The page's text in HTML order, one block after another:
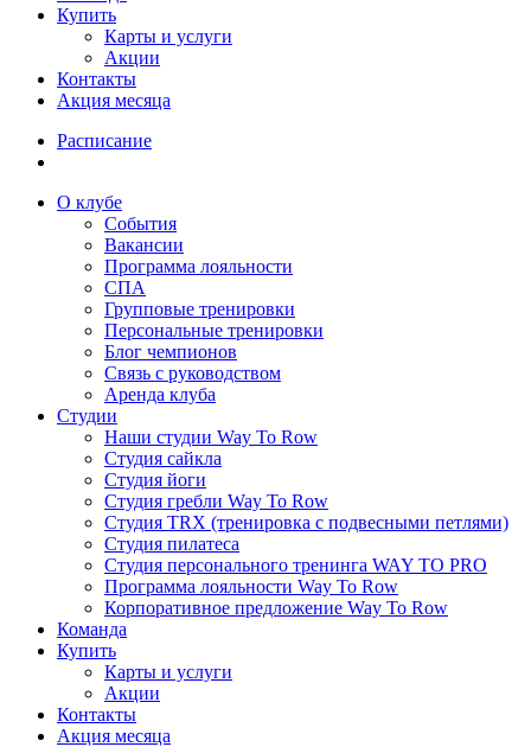
Купить
Карты и услуги
Акции
Контакты
Акция месяца
Расписание
О клубе
События
Вакансии
Программа лояльности
СПА
Групповые тренировки
Персональные тренировки
Блог чемпионов
Связь с руководством
Аренда клуба
Студии
Наши студии Way To Row
Студия сайкла
Студия йоги
Студия гребли Way To Row
Студия TRX (тренировка с подвесными петлями)
Студия пилатеса
Студия персонального тренинга WAY TO PRO
Программа лояльности Way To Row
Корпоративное предложение Way To Row
Команда
Купить
Карты и услуги
Акции
Контакты
Акция месяца